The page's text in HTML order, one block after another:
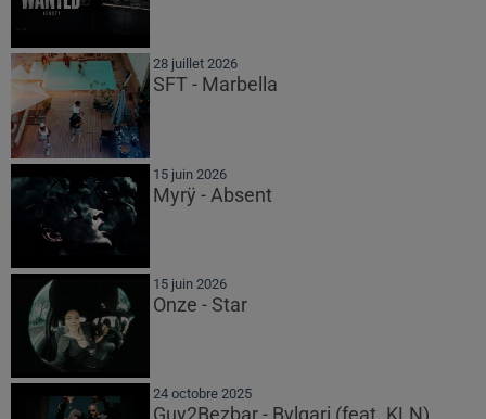
28 juillet 2026
SFT - Marbella
15 juin 2026
Myrÿ - Absent
15 juin 2026
Onze - Star
24 octobre 2025